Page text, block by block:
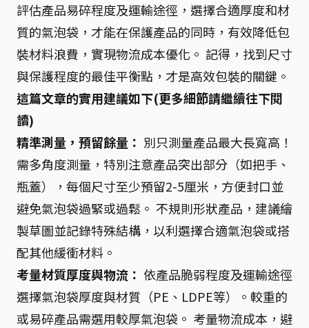
評估產品易碎程度及運輸途徑，選擇合適厚度和材
質的氣泡袋，才能在保護產品的同時，有效降低包
裝材料浪費，實現物流成本優化。 記得，找到尺寸
與保護程度的最佳平衡點，才是高效包裝的關鍵。
這篇文章的實用建議如下(更多細節請繼續往下閱
讀)
精準測量，預留餘量： 別只測量產品最大長寬高！
需多角度測量，特別注意產品突出部分（如把手、
瓶蓋），每個尺寸至少預留2-5厘米，方便封口並
避免氣泡袋過緊或過鬆。 不規則形狀產品，建議繪
製草圖並記錄特殊結構，以利選擇合適氣泡袋或搭
配其他緩衝材料。
考量材質厚度與物流： 依產品脆弱程度及運輸途徑
選擇氣泡袋厚度與材質（PE、LDPE等）。較重的
或易碎產品需選用較厚氣泡袋。 考量物流成本，避